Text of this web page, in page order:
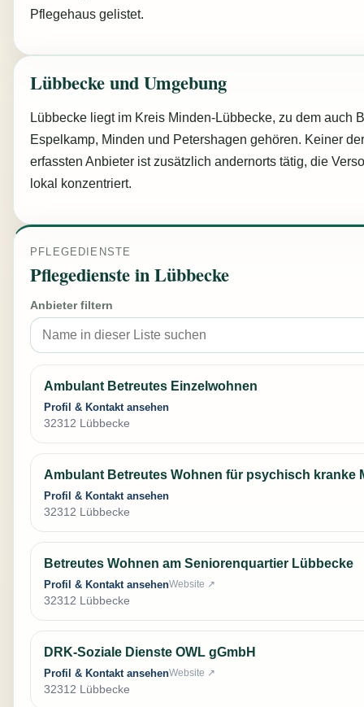
Pflegehaus gelistet.
Lübbecke und Umgebung
Lübbecke liegt im Kreis Minden-Lübbecke, zu dem auch
Espelkamp, Minden und Petershagen gehören. Keiner
erfassten Anbieter ist zusätzlich andernorts tätig, die
lokal konzentriert.
PFLEGEDIENSTE
Pflegedienste in Lübbecke
Anbieter filtern
Ambulant Betreutes Einzelwohnen
Profil & Kontakt ansehen
32312 Lübbecke
Ambulant Betreutes Wohnen für psychisch kranke
Profil & Kontakt ansehen
32312 Lübbecke
Betreutes Wohnen am Seniorenquartier Lübbecke
Profil & Kontakt ansehenWebsite ↗
32312 Lübbecke
DRK-Soziale Dienste OWL gGmbH
Profil & Kontakt ansehenWebsite ↗
32312 Lübbecke